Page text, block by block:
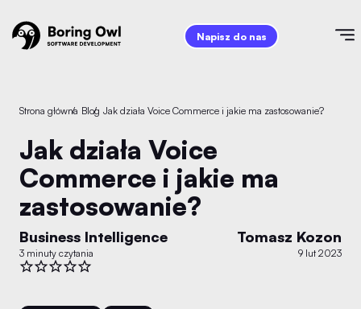
Napisz do nas
Strona główna
/ Blog
/ Jak działa Voice Commerce i jakie ma zastosowanie?
Jak działa Voice
Commerce i jakie ma
zastosowanie?
Business Intelligence
3 minuty czytania
Tomasz Kozon
9 lut 2023